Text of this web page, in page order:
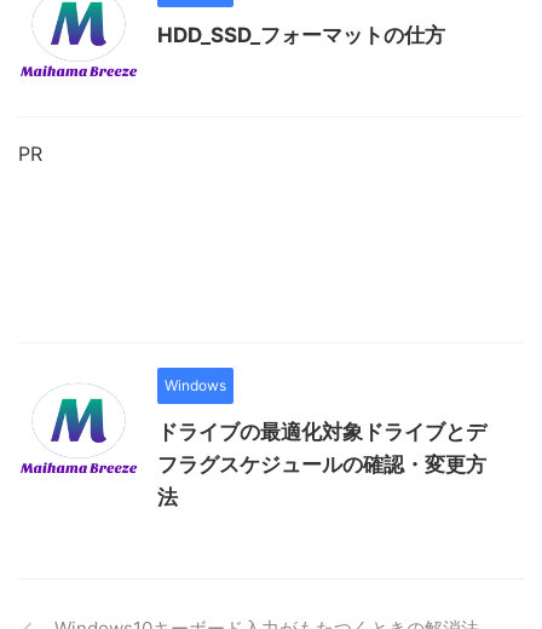
HDD_SSD_フォーマットの仕方
PR
Windows
ドライブの最適化対象ドライブとデ
フラグスケジュールの確認・変更方
法